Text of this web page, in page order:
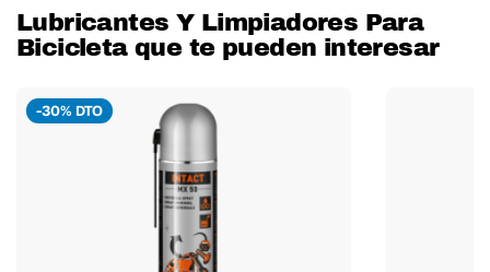
Lubricantes Y Limpiadores Para
Bicicleta que te pueden interesar
-30% DTO